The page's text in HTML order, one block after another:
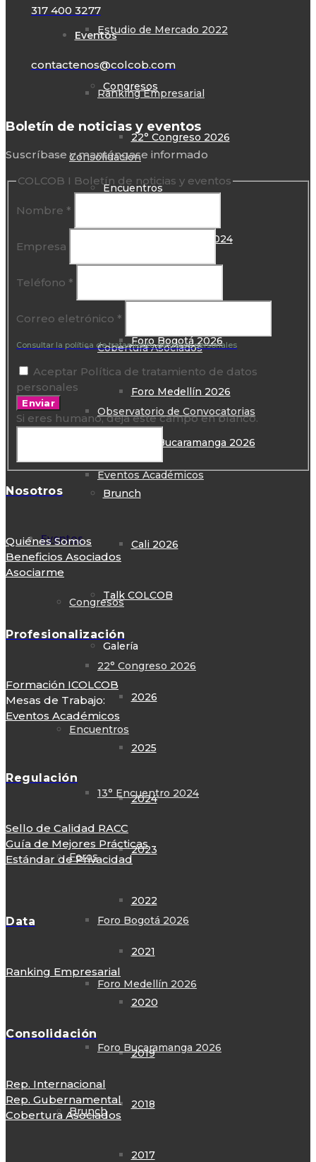
Eventos
Congresos
22° Congreso 2026
Encuentros
13° Encuentro 2024
Foro Bogotá 2026
Foro Medellín 2026
Foro Bucaramanga 2026
Brunch
Cali 2026
Talk COLCOB
Galería
2026
2025
2024
2023
2022
2021
2020
2019
2018
2017
Estudio de Mercado 2022
Ranking Empresarial
Consolidación
Cobertura Asociados
Observatorio de Convocatorias
Eventos Académicos
Eventos
Congresos
22° Congreso 2026
Encuentros
13° Encuentro 2024
Foros
Foro Bogotá 2026
Foro Medellín 2026
Foro Bucaramanga 2026
Brunch
317 400 3277
contactenos@colcob.com
Boletín de noticias y eventos
Suscríbase y manténgase informado
COLCOB I Boletín de noticias y eventos
Nombre *
Empresa
Teléfono *
Correo eletrónico *
Consultar la política de tratamiento de datos personales
Aceptar Política de tratamiento de datos
personales
Enviar
Si eres humano, deja este campo en blanco.
Nosotros
Quiénes Somos
Beneficios Asociados
Asociarme
Profesionalización
Formación ICOLCOB
Mesas de Trabajo:
Eventos Académicos
Regulación
Sello de Calidad RACC
Guía de Mejores Prácticas
Estándar de Privacidad
Data
Ranking Empresarial
Consolidación
Rep. Internacional
Rep. Gubernamental
Cobertura Asociados